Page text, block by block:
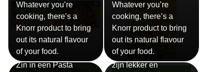
Whatever you’re
cooking, there’s a
Knorr product to bring
out its natural flavour
of your food.
Whatever you’re
cooking, there’s a
Knorr product to bring
out its natural flavour
of your food.
Snackpots
Zin in een Pasta
Sauzen
Onze Knorr sauzen
zijn lekker en